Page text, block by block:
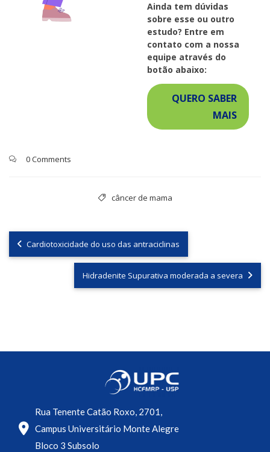
Ainda tem dúvidas
sobre esse ou outro
estudo? Entre em
contato com a nossa
equipe através do
botão abaixo:
QUERO SABER
MAIS
0 Comments
câncer de mama
Cardiotoxicidade do uso das antraciclinas
Hidradenite Supurativa moderada a severa
Rua Tenente Catão Roxo, 2701,
Campus Universitário Monte Alegre
Bloco 3 Subsolo